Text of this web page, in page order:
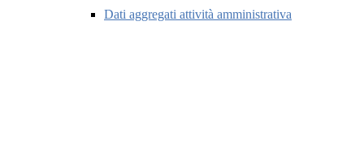
Dati aggregati attività amministrativa